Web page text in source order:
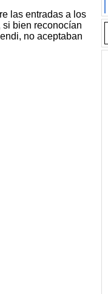
las entradas a los
bien reconocían
no aceptaban